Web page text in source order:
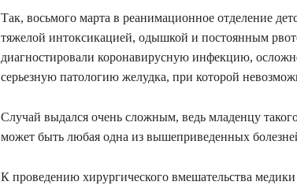
Так, восьмого марта в реанимационное отделение
тяжелой интоксикацией, одышкой и постоянным
диагностировали коронавирусную инфекцию,
серьезную патологию желудка, при которой
Случай выдался очень сложным, ведь младенцу
может быть любая одна из вышеприведенных
К проведению хирургического вмешательства